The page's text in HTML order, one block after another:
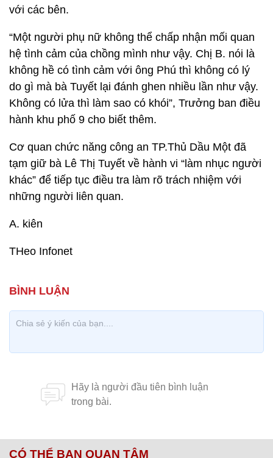
với các bên.
“Một người phụ nữ không thể chấp nhận mối quan
hệ tình cảm của chồng mình như vậy. Chị B. nói là
không hề có tình cảm với ông Phú thì không có lý
do gì mà bà Tuyết lại đánh ghen nhiều lần như vậy.
Không có lửa thì làm sao có khói”, Trưởng ban điều
hành khu phố 9 cho biết thêm.
Cơ quan chức năng công an TP.Thủ Dầu Một đã
tạm giữ bà Lê Thị Tuyết về hành vi “làm nhục người
khác” để tiếp tục điều tra làm rõ trách nhiệm với
những người liên quan.
A. kiên
THeo Infonet
CÓ THỂ BẠN QUAN TÂM